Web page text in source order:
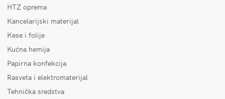
HTZ oprema
Kancelarijski materijal
Kese i folije
Kućna hemija
Papirna konfekcija
Rasveta i elektromaterijal
Tehnička sredstva